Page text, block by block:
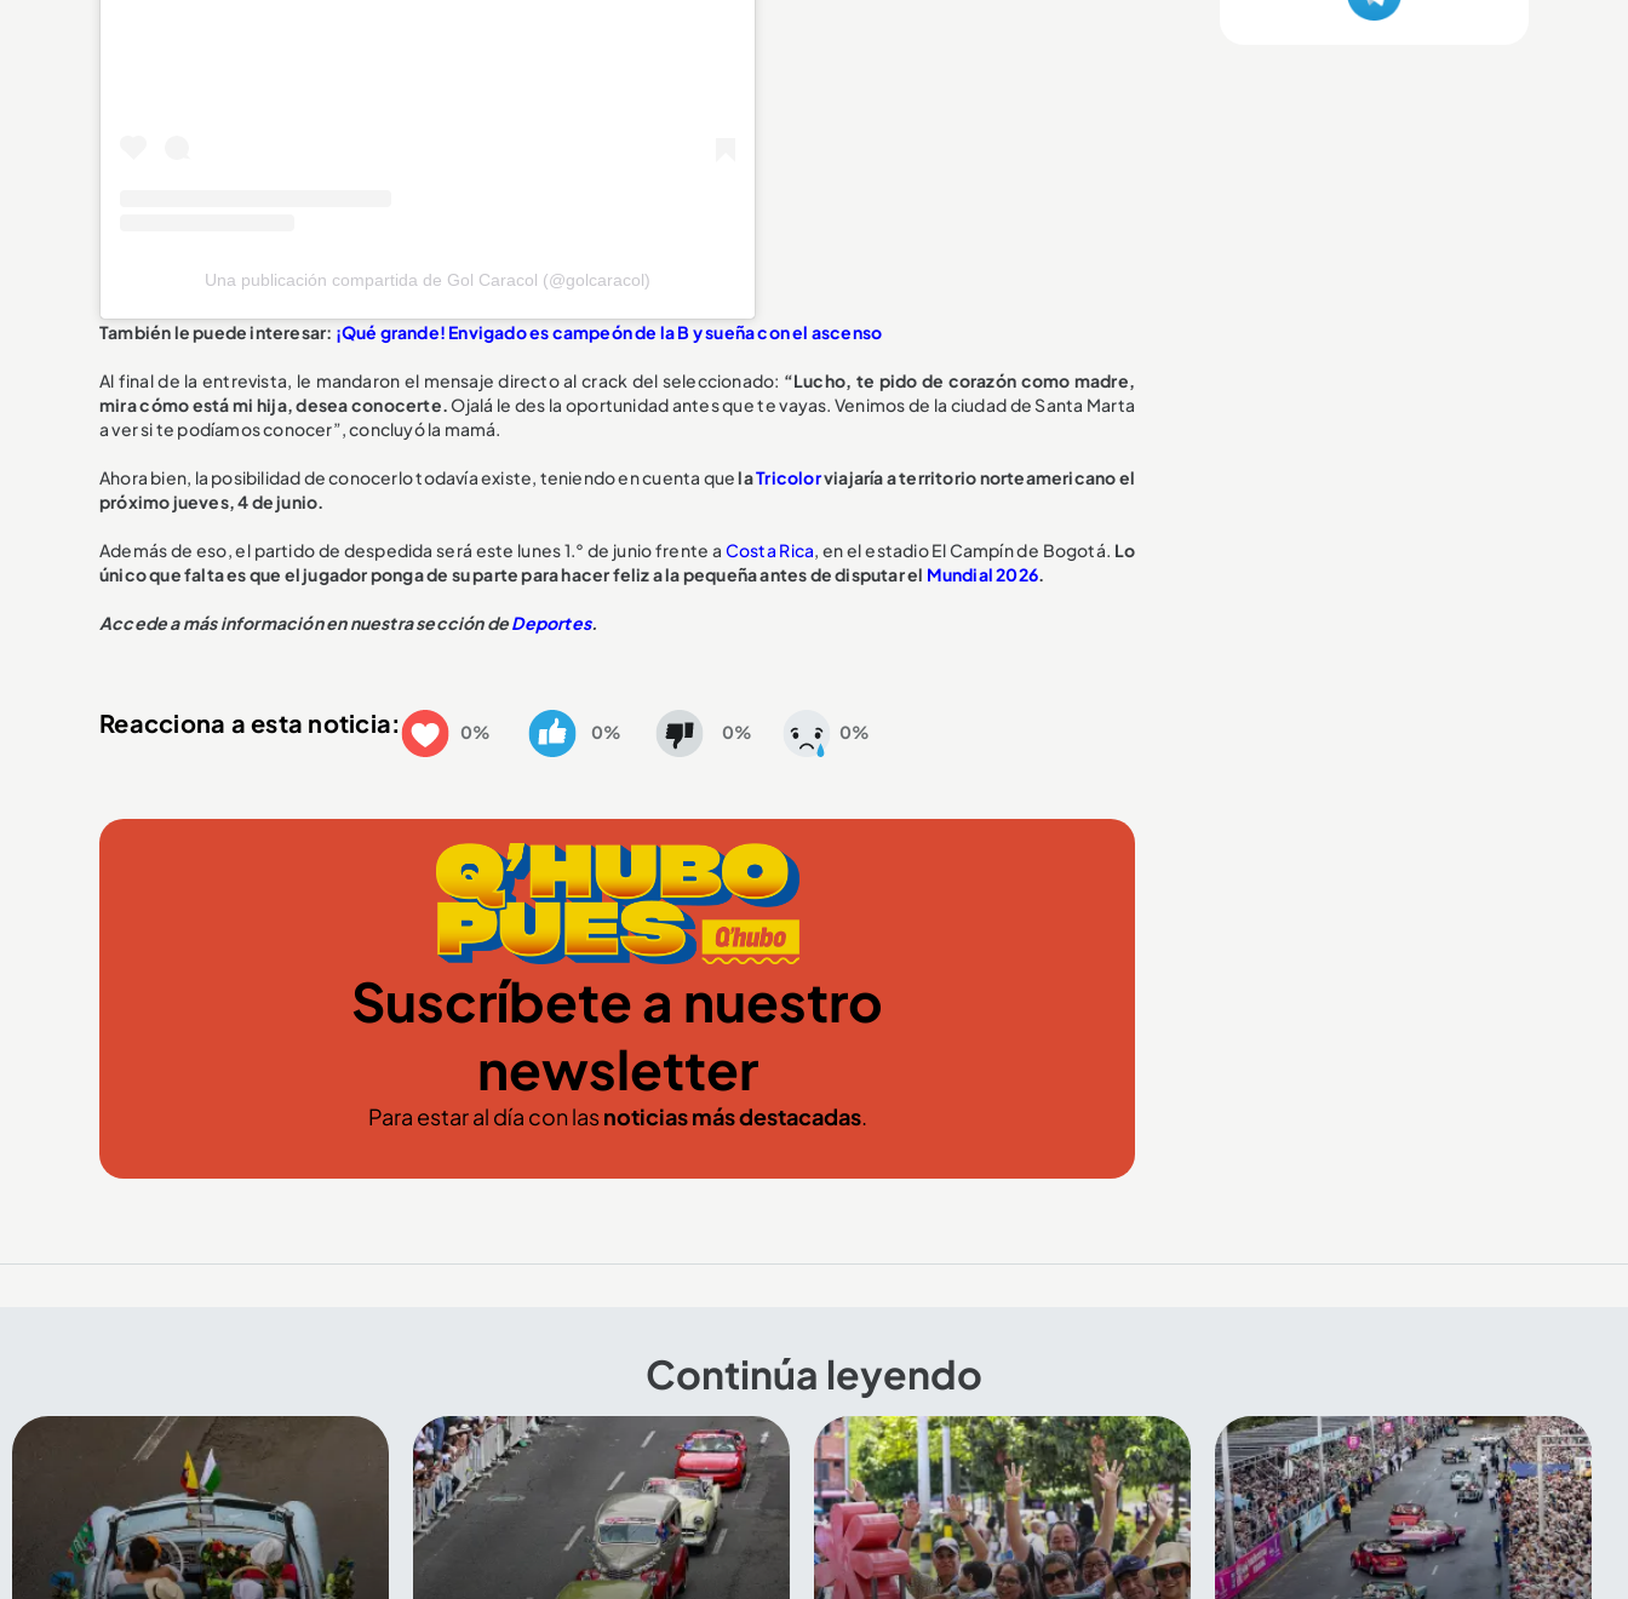
Una publicación compartida de Gol Caracol (@golcaracol)
También le puede interesar: ¡Qué grande! Envigado es campeón de la B y sueña con el ascenso
Al final de la entrevista, le mandaron el mensaje directo al crack del seleccionado: “Lucho, te pido de corazón como madre,
mira cómo está mi hija, desea conocerte.Ojalá le des la oportunidad antes que te vayas. Venimos de la ciudad de Santa Marta
a ver si te podíamos conocer”, concluyó la mamá.
Ahora bien, la posibilidad de conocerlo todavía existe, teniendo en cuenta quelaTricolorviajaría a territorio norteamericano el
próximo jueves, 4 de junio.
Además de eso, el partido de despedida será este lunes 1.° de junio frente a Costa Rica, en el estadio El Campín de Bogotá. Lo
único que falta es que el jugador ponga de su parte para hacer feliz a la pequeña antes de disputar el Mundial 2026.
Accede a más información en nuestra sección deDeportes.
Reacciona a esta noticia: 0% 0% 0% 0%
Suscríbete a nuestro
newsletter
Para estar al día con lasnoticias más destacadas.
Continúa leyendo